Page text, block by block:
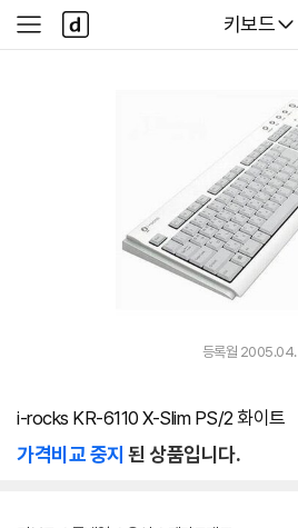
다나와
키보드
사
이
다
나
와
등록월 2005.04.
i-rocks KR-6110 X-Slim PS/2 화이트
가격비교 중지 된 상품입니다.